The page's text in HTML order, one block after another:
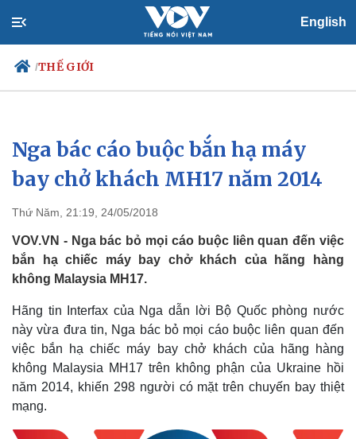
English
/THẾ GIỚI
Chính trị
Tổ chức nhân sự
Nhận diện sự thật
Xã hội
Tin 24h
Dự báo thời tiết
Việc làm
Biển đảo
Nga bác cáo buộc bắn hạ máy
bay chở khách MH17 năm 2014
Thứ Năm, 21:19, 24/05/2018
VOV.VN - Nga bác bỏ mọi cáo buộc liên quan đến việc
bắn hạ chiếc máy bay chở khách của hãng hàng
không Malaysia MH17.
Hãng tin Interfax của Nga dẫn lời Bộ Quốc phòng nước
này vừa đưa tin, Nga bác bỏ mọi cáo buộc liên quan đến
việc bắn hạ chiếc máy bay chở khách của hãng hàng
không Malaysia MH17 trên không phận của Ukraine hồi
năm 2014, khiến 298 người có mặt trên chuyến bay thiệt
mạng.